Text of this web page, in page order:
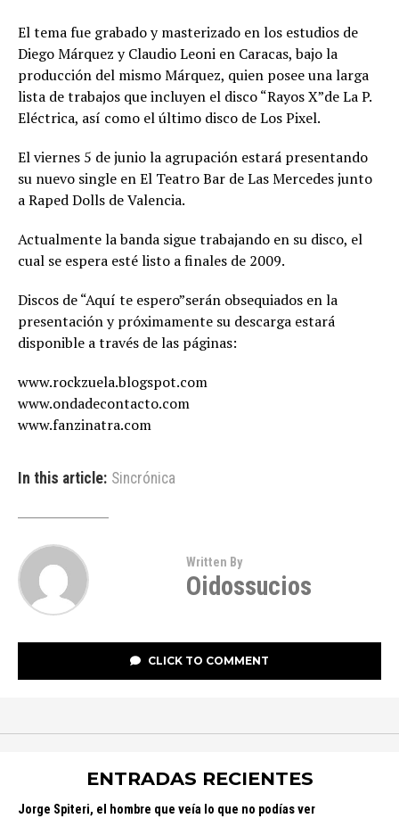
El tema fue grabado y masterizado en los estudios de
Diego Márquez y Claudio Leoni en Caracas, bajo la
producción del mismo Márquez, quien posee una larga
lista de trabajos que incluyen el disco “Rayos X”de La P.
Eléctrica, así como el último disco de Los Pixel.
El viernes 5 de junio la agrupación estará presentando
su nuevo single en El Teatro Bar de Las Mercedes junto
a Raped Dolls de Valencia.
Actualmente la banda sigue trabajando en su disco, el
cual se espera esté listo a finales de 2009.
Discos de “Aquí te espero”serán obsequiados en la
presentación y próximamente su descarga estará
disponible a través de las páginas:
www.rockzuela.blogspot.com
www.ondadecontacto.com
www.fanzinatra.com
In this article: Sincrónica
Written By
Oidossucios
CLICK TO COMMENT
ENTRADAS RECIENTES
Jorge Spiteri, el hombre que veía lo que no podías ver